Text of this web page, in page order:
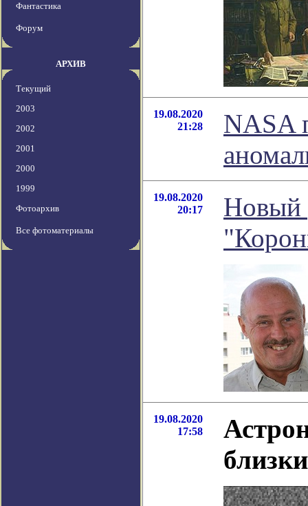
Фантастика
Форум
АРХИВ
Текущий
2003
2002
2001
2000
1999
Фотоархив
Все фотоматериалы
19.08.2020
21:28
NASA
19.08.2020
20:17
Новый
19.08.2020
17:58